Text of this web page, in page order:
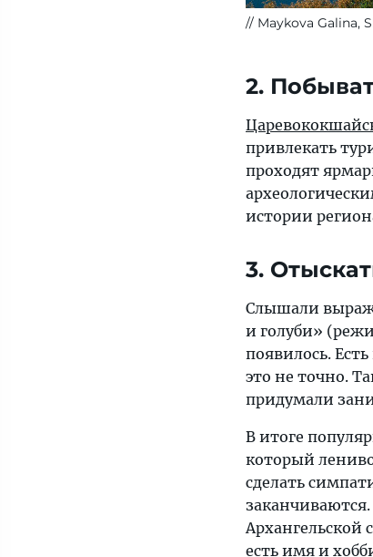
Maykova Galina,
2.
привлекать
проходят
истории
3.
Слышали
и голуби»
появилось.
это не точно.
придумали
В итоге
который
сделать
Архангельской
есть имя и